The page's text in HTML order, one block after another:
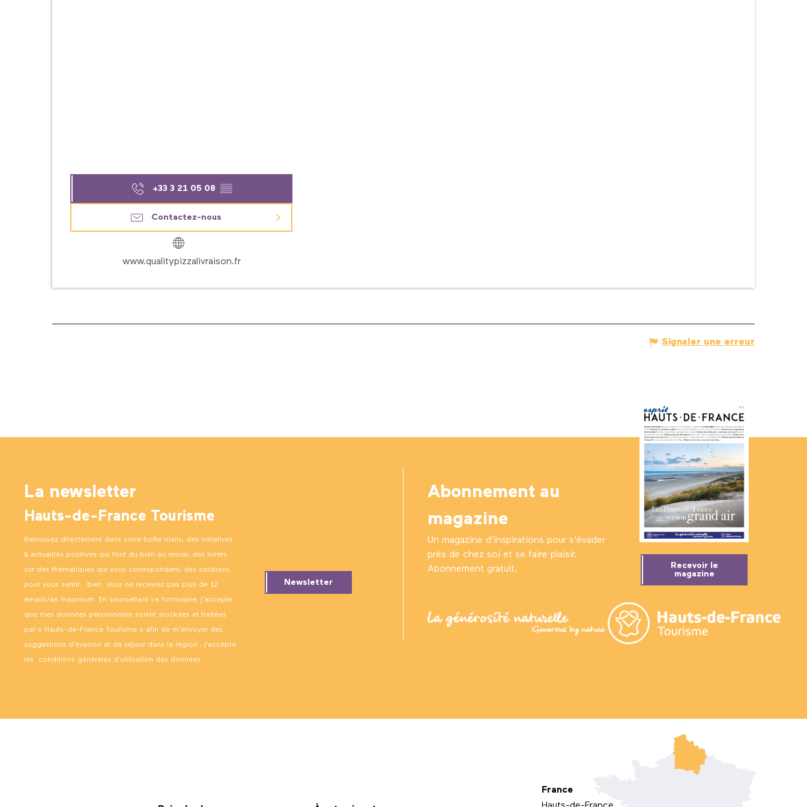
+33 3 21 05 08 ▒▒
Contactez-nous
www.qualitypizzalivraison.fr
Signaler une erreur
La newsletter
Hauts-de-France Tourisme
Retrouvez directement dans votre boîte mails, des initiatives
& actualités positives qui font du bien au moral, des livrets
sur des thématiques qui vous correspondent, des solutions
pour vous sentir… bien. Vous ne recevrez pas plus de 12
emails/an maximum. En soumettant ce formulaire, j’accepte
que mes données personnelles soient stockées et traitées
par « Hauts-de-France Tourisme » afin de m’envoyer des
suggestions d’évasion et de séjour dans la région ; j’accepte
les conditions générales d’utilisation des données.
Newsletter
Abonnement au
magazine
Un magazine d’inspirations pour s'évader
près de chez soi et se faire plaisir.
Abonnement gratuit.
Recevoir le
magazine
France